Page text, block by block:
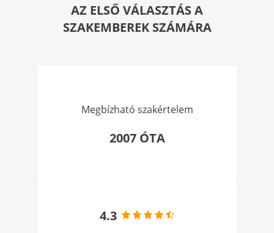
AZ ELSŐ VÁLASZTÁS A
SZAKEMBEREK SZÁMÁRA
Megbízható szakértelem
2007 ÓTA
4.3